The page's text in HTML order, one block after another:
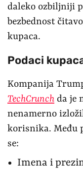
daleko ozbiljniji
bezbednost
kupaca.
Podaci
Kompanija
TechCrunch da je
nenamerno
korisnika. Među
se:
Imena i